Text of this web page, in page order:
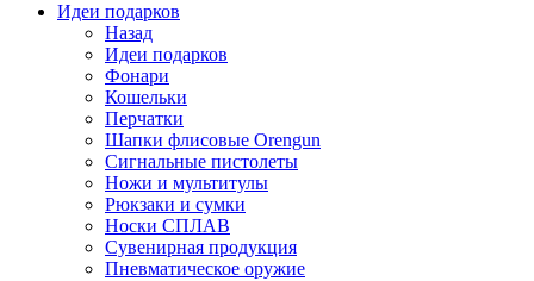
Идеи подарков
Назад
Идеи подарков
Фонари
Кошельки
Перчатки
Шапки флисовые Orengun
Сигнальные пистолеты
Ножи и мультитулы
Рюкзаки и сумки
Носки СПЛАВ
Сувенирная продукция
Пневматическое оружие